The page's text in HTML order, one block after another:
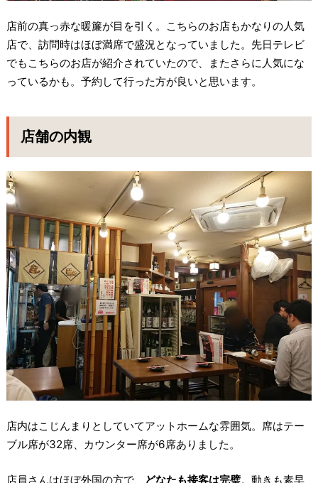
店前の真っ赤な暖簾が目を引く。こちらのお店もかなりの人気
店で、訪問時はほぼ満席で盛況となっていました。先日テレビ
でもこちらのお店が紹介されていたので、またさらに人気にな
っているかも。予約して行った方が良いと思います。
店舗の内観
店内はこじんまりとしていてアットホームな雰囲気。席はテー
ブル席が32席、カウンター席が6席ありました。
店員さんはほぼ外国の方で、 どなたも接客は完璧。動きも素早